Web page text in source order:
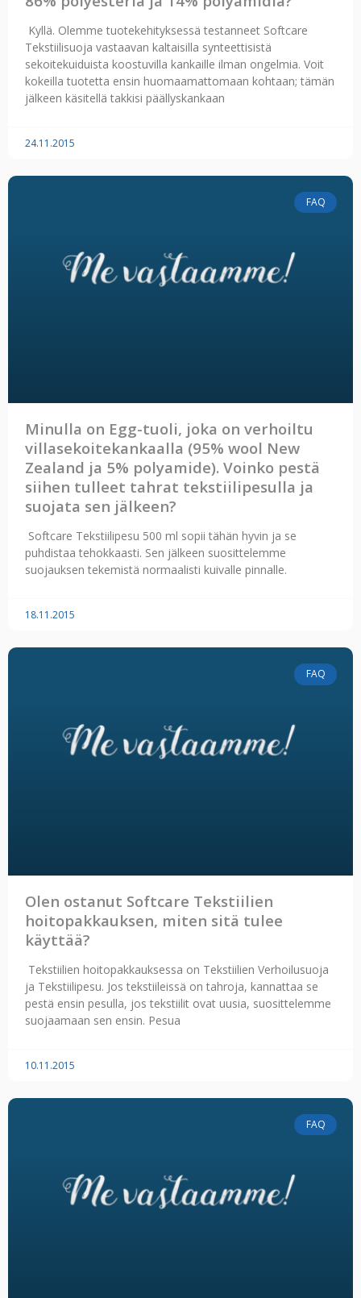
Kyllä. Olemme tuotekehityksessä testanneet Softcare
Tekstiilisuoja vastaavan kaltaisilla synteettisistä
sekoitekuiduista koostuvilla kankaille ilman ongelmia. Voit
kokeilla tuotetta ensin huomaamattomaan kohtaan; tämän
jälkeen käsitellä takkisi päällyskankaan
24.11.2015
FAQ
Minulla on Egg-tuoli, joka on verhoiltu
villasekoitekankaalla (95% wool New
Zealand ja 5% polyamide). Voinko pestä
siihen tulleet tahrat tekstiilipesulla ja
suojata sen jälkeen?
Softcare Tekstiilipesu 500 ml sopii tähän hyvin ja se
puhdistaa tehokkaasti. Sen jälkeen suosittelemme
suojauksen tekemistä normaalisti kuivalle pinnalle.
18.11.2015
FAQ
Olen ostanut Softcare Tekstiilien
hoitopakkauksen, miten sitä tulee
käyttää?
Tekstiilien hoitopakkauksessa on Tekstiilien Verhoilusuoja
ja Tekstiilipesu. Jos tekstiileissä on tahroja, kannattaa se
pestä ensin pesulla, jos tekstiilit ovat uusia, suosittelemme
suojaamaan sen ensin. Pesua
10.11.2015
FAQ